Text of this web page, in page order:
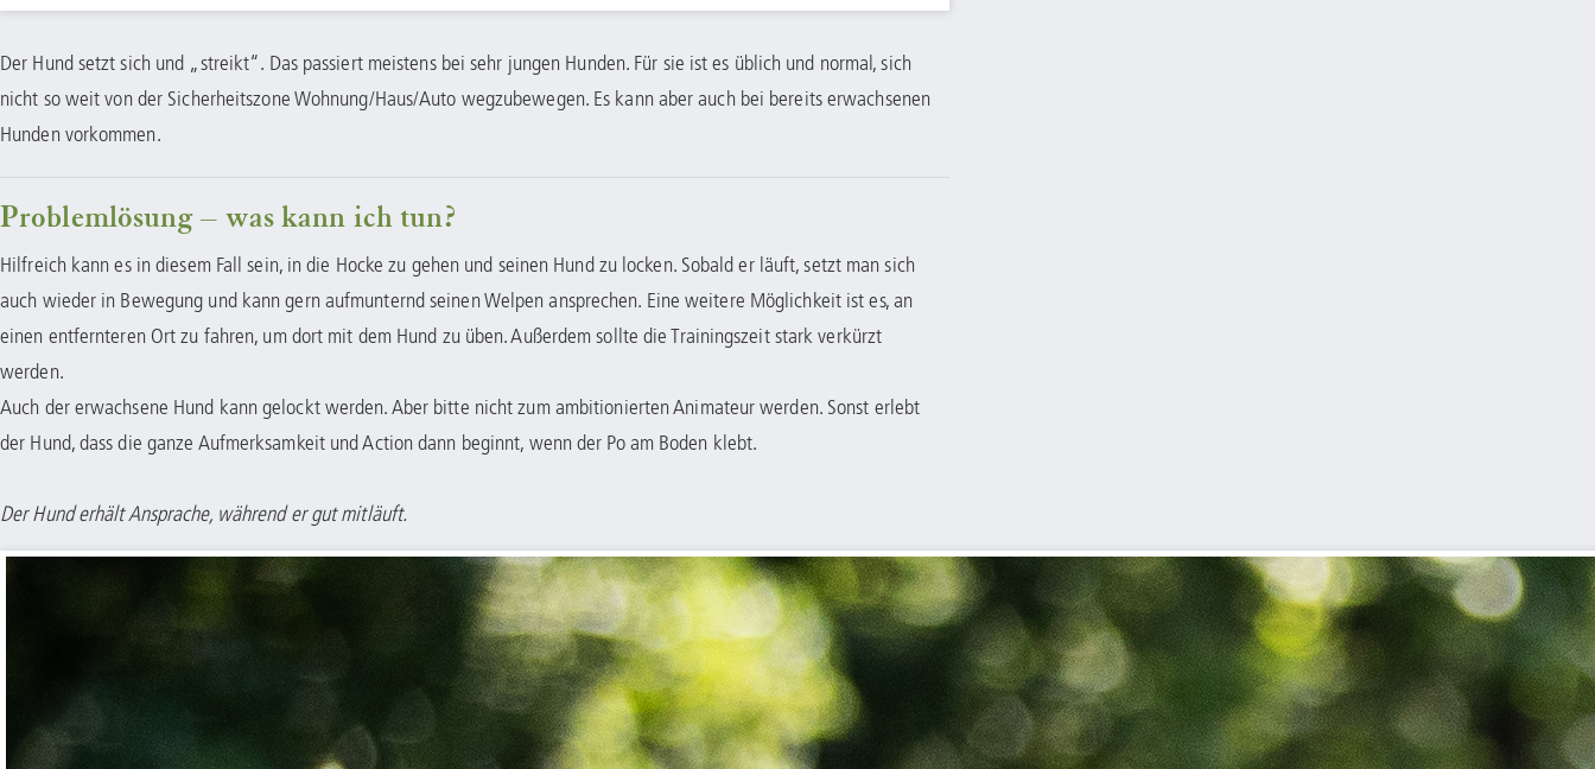
Der Hund setzt sich und „streikt“. Das passiert meistens bei sehr jungen Hunden. Für sie ist es üblich und normal, sich
nicht so weit von der Sicherheitszone Wohnung/Haus/Auto wegzubewegen. Es kann aber auch bei bereits erwachsenen
Hunden vorkommen.
Problemlösung – was kann ich tun?
Hilfreich kann es in diesem Fall sein, in die Hocke zu gehen und seinen Hund zu locken. Sobald er läuft, setzt man sich
auch wieder in Bewegung und kann gern aufmunternd seinen Welpen ansprechen. Eine weitere Möglichkeit ist es, an
einen entfernteren Ort zu fahren, um dort mit dem Hund zu üben. Außerdem sollte die Trainingszeit stark verkürzt
werden.
Auch der erwachsene Hund kann gelockt werden. Aber bitte nicht zum ambitionierten Animateur werden. Sonst erlebt
der Hund, dass die ganze Aufmerksamkeit und Action dann beginnt, wenn der Po am Boden klebt.
Der Hund erhält Ansprache, während er gut mitläuft.